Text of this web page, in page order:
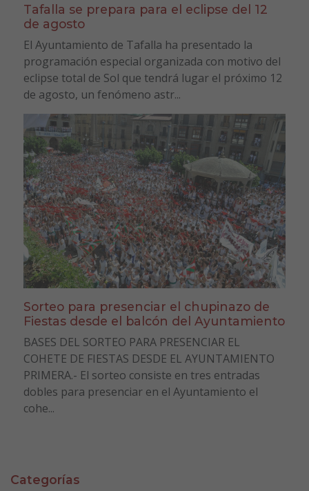
Tafalla se prepara para el eclipse del 12
de agosto
El Ayuntamiento de Tafalla ha presentado la
programación especial organizada con motivo del
eclipse total de Sol que tendrá lugar el próximo 12
de agosto, un fenómeno astr...
Sorteo para presenciar el chupinazo de
Fiestas desde el balcón del Ayuntamiento
BASES DEL SORTEO PARA PRESENCIAR EL
COHETE DE FIESTAS DESDE EL AYUNTAMIENTO
PRIMERA.- El sorteo consiste en tres entradas
dobles para presenciar en el Ayuntamiento el
cohe...
Categorías